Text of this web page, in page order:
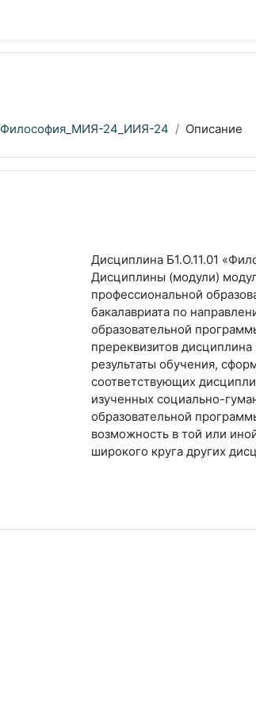
Философия_МИЯ-24_ИИЯ-24 Описание
Дисциплина Б1.О.11.01
Дисциплины (модули)
профессиональной
бакалавриата по
образовательной
пререквизитов
результаты обучения,
соответствующих
изученных социально-
образовательной
возможность в той или
широкого круга других